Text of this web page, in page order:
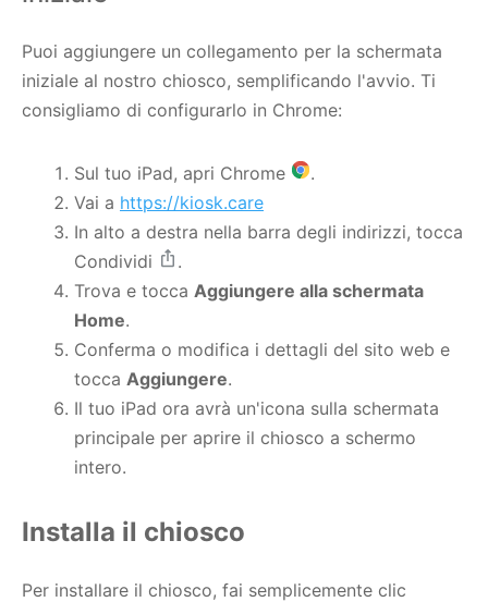
Puoi aggiungere un collegamento per la schermata
iniziale al nostro chiosco, semplificando l'avvio. Ti
consigliamo di configurarlo in Chrome:
Sul tuo iPad, apri Chrome
.
Vai a https://kiosk.care
In alto a destra nella barra degli indirizzi, tocca
Condividi
.
Trova e tocca Aggiungere alla schermata
Home.
Conferma o modifica i dettagli del sito web e
tocca Aggiungere.
Il tuo iPad ora avrà un'icona sulla schermata
principale per aprire il chiosco a schermo
intero.
Installa il chiosco
Per installare il chiosco, fai semplicemente clic